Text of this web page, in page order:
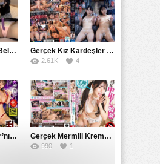
Belgeler ve Doğru Belgelendirmede DOCS’in Önemi Gerçek Kız Kardeşler hipnoz ve zihin kontrolü altında liebe阴茎 için yalvaran kızlar: Mısakı Nemıne Mına Hınano
2.61K 4
CEAD İleNineスナオ’nın Çılgın ve Seksüel Dünyası: Büyük Kalçalar ve Çılgın İlişkiler Gerçek Mermili Kremalı Pasta Büyük Dağıtımı, Ben Herkesin Özel Placesine Hizmet Eden En Üst Düzey Erotik Ürünler Günün Fırsatı
990 1